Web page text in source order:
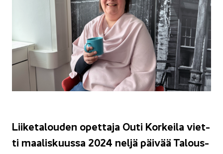
Lii­ke­ta­lou­den opet­ta­ja Outi Kor­kei­la viet­
ti maa­lis­kuus­sa 2024 neljä päi­vää Ta­lous­